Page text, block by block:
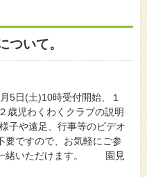
いて。
5日(土)10時受付開始、１
歳児わくわくクラブの説明
子や遠足、行事等のビデオ
要ですので、お気軽にご参
一緒いただけます。 園見